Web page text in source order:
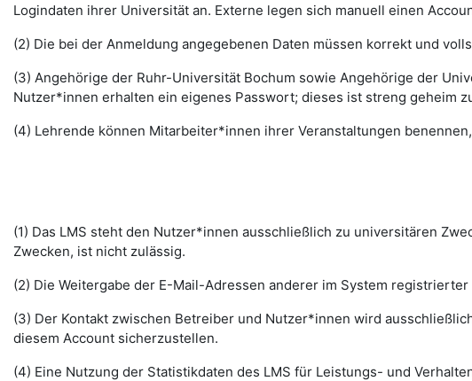
Logindaten ihrer Universität an. Externe legen sich manuell einen
(2) Die bei der Anmeldung angegebenen Daten müssen korrekt und
(3) Angehörige der Ruhr-Universität Bochum sowie Angehörige der
Nutzer*innen erhalten ein eigenes Passwort; dieses ist streng geheim
(4) Lehrende können Mitarbeiter*innen ihrer Veranstaltungen
(1) Das LMS steht den Nutzer*innen ausschließlich zu universitären
Zwecken, ist nicht zulässig.
(2) Die Weitergabe der E-Mail-Adressen anderer im System
(3) Der Kontakt zwischen Betreiber und Nutzer*innen wird
diesem Account sicherzustellen.
(4) Eine Nutzung der Statistikdaten des LMS für Leistungs- und